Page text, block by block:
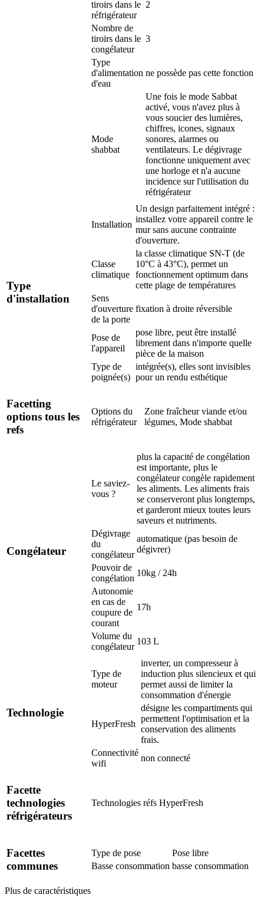
tiroirs dans le
réfrigérateur
2
Nombre de
tiroirs dans le
congélateur
3
Type
d'alimentation
d'eau
ne possède pas cette fonction
Mode
shabbat
Une fois le mode Sabbat
activé, vous n'avez plus à
vous soucier des lumières,
chiffres, icones, signaux
sonores, alarmes ou
ventilateurs. Le dégivrage
fonctionne uniquement avec
une horloge et n'a aucune
incidence sur l'utilisation du
réfrigérateur
Type
d'installation
Installation
Un design parfaitement intégré :
installez votre appareil contre le
mur sans aucune contrainte
d'ouverture.
Classe
climatique
la classe climatique SN-T (de
10°C à 43°C), permet un
fonctionnement optimum dans
cette plage de températures
Sens
d'ouverture
de la porte
fixation à droite réversible
Pose de
l'appareil
pose libre, peut être installé
librement dans n'importe quelle
pièce de la maison
Type de
poignée(s)
intégrée(s), elles sont invisibles
pour un rendu esthétique
Facetting
options tous les
refs
Options du
réfrigérateur
Zone fraîcheur viande et/ou
légumes, Mode shabbat
Congélateur
Le saviez-
vous ?
plus la capacité de congélation
est importante, plus le
congélateur congèle rapidement
les aliments. Les aliments frais
se conserveront plus longtemps,
et garderont mieux toutes leurs
saveurs et nutriments.
Dégivrage
du
congélateur
automatique (pas besoin de
dégivrer)
Pouvoir de
congélation
10kg / 24h
Autonomie
en cas de
coupure de
courant
17h
Volume du
congélateur
103 L
Technologie
Type de
moteur
inverter, un compresseur à
induction plus silencieux et qui
permet aussi de limiter la
consommation d'énergie
HyperFresh
désigne les compartiments qui
permettent l'optimisation et la
conservation des aliments
frais.
Connectivité
wifi
non connecté
Facette
technologies
réfrigérateurs
Technologies réfs HyperFresh
Facettes
communes
Type de pose
Pose libre
Basse consommation basse consommation
Plus de caractéristiques